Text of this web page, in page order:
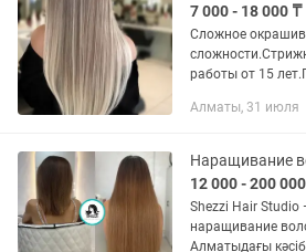
7 000 - 18 000 ₸
Сложное
работы от 15
окрашивание от
расчет...
Алматы, 31 июля
Наращивание
12 000 - 200
Shezzi Hair
наращивание
Алматыдағы